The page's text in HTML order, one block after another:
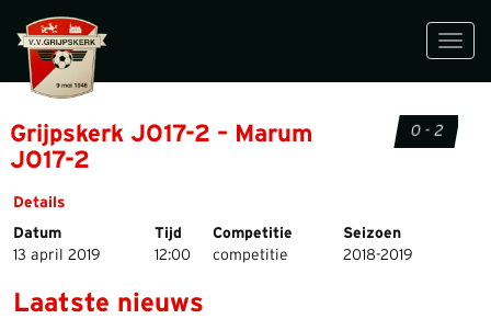
Grijpskerk JO17-2 – Marum
JO17-2
0 - 2
Details
Datum
Tijd Competitie
Seizoen
13 april 2019
12:00 competitie 2018-2019
Laatste nieuws